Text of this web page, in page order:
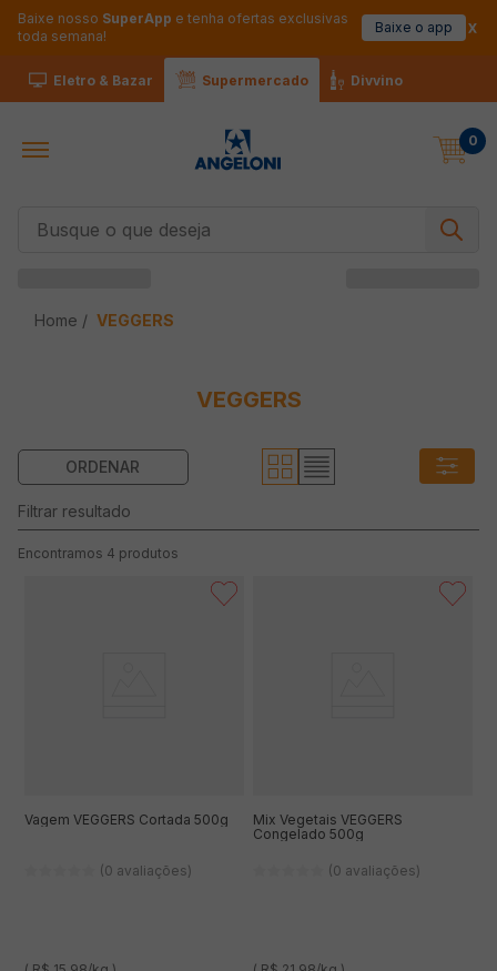
Baixe nosso SuperApp e tenha ofertas exclusivas
toda semana!
Baixe o app
Eletro & Bazar Supermercado Divvino
0
VEGGERS
VEGGERS
4 produtos
Vagem VEGGERS Cortada 500g
(0 avaliações)
Mix Vegetais VEGGERS
Congelado 500g
(0 avaliações)